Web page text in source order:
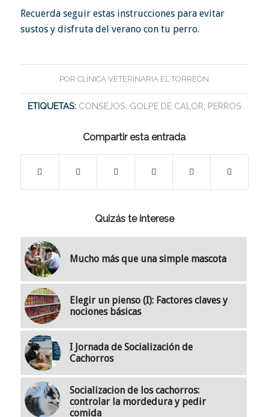
Recuerda seguir estas instrucciones para evitar
sustos y disfruta del verano con tu perro.
PORCLÍNICA VETERINARIA EL TORREÓN
ETIQUETAS: CONSEJOS GOLPE DE CALOR PERROS
Compartir esta entrada
Quizás te interese
Mucho más que una simple mascota
Elegir un pienso (I): Factores claves y
nociones básicas
I Jornada de Socialización de
Cachorros
Socializacion de los cachorros:
controlar la mordedura y pedir
comida